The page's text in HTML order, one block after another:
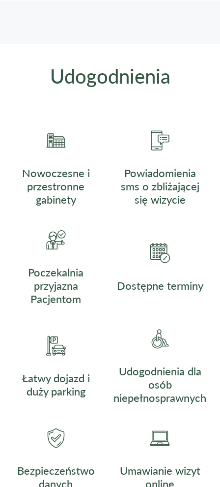
Udogodnienia
Nowoczesne i
przestronne
gabinety
Powiadomienia
sms o zbliżającej
się wizycie
Poczekalnia
przyjazna
Pacjentom
Dostępne terminy
Łatwy dojazd i
duży parking
Udogodnienia dla
osób
niepełnosprawnych
Bezpieczeństwo
danych
Umawianie wizyt
online